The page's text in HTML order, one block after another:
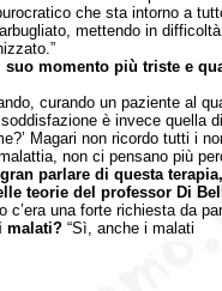
che sta intorno a
mettendo in
momento più triste e
curando un paziente al
è invece quella
Magari non ricordo tutti i
non ci pensano più
parlare di questa
teorie del professor Di
una forte richiesta da
malati?“Sì, anche i malati